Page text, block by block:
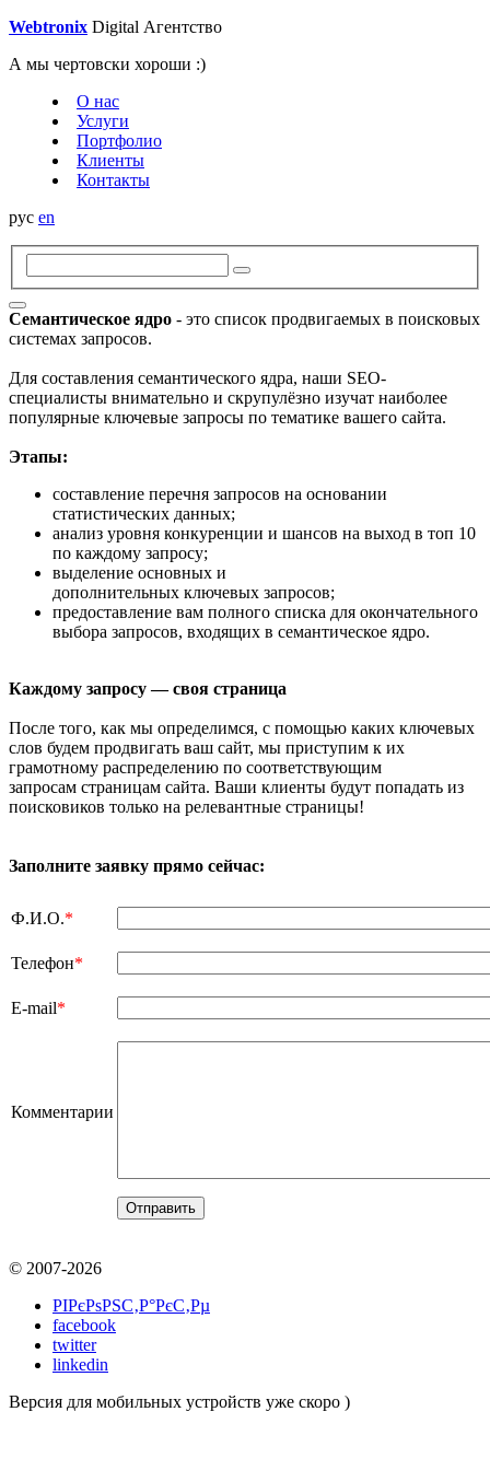
Webtronix Digital Агентство
А мы чертовски хороши :)
О нас
Услуги
Портфолио
Клиенты
Контакты
рус en
Семантическое ядро - это список продвигаемых в поисковых
системах запросов.
Для составления семантического ядра, наши SEO-
специалисты внимательно и скрупулёзно изучат наиболее
популярные ключевые запросы по тематике вашего сайта.
Этапы:
составление перечня запросов на основании
статистических данных;
анализ уровня конкуренции и шансов на выход в топ 10
по каждому запросу;
выделение основных и
дополнительных ключевых запросов;
предоставление вам полного списка для окончательного
выбора запросов, входящих в семантическое ядро.
Каждому запросу — своя страница
После того, как мы определимся, с помощью каких ключевых
слов будем продвигать ваш сайт, мы приступим к их
грамотному распределению по соответствующим
запросам страницам сайта. Ваши клиенты будут попадать из
поисковиков только на релевантные страницы!
Заполните заявку прямо сейчас:
Ф.И.О.*
Телефон*
E-mail*
Комментарии
© 2007-2026
РІРєРѕРЅС‚Р°РєС‚Рµ
facebook
twitter
linkedin
Версия для мобильных устройств уже скоро )